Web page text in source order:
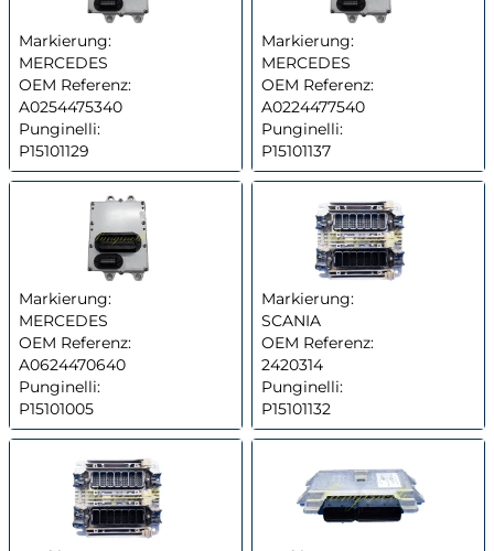
Markierung:
MERCEDES
OEM Referenz:
A0254475340
Punginelli:
P15101129
Markierung:
MERCEDES
OEM Referenz:
A0224477540
Punginelli:
P15101137
Markierung:
MERCEDES
OEM Referenz:
A0624470640
Punginelli:
P15101005
Markierung:
SCANIA
OEM Referenz:
2420314
Punginelli:
P15101132